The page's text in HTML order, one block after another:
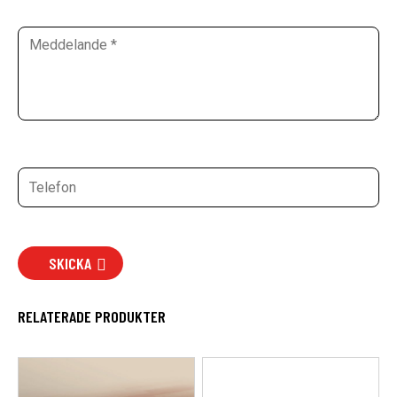
SKICKA
RELATERADE PRODUKTER